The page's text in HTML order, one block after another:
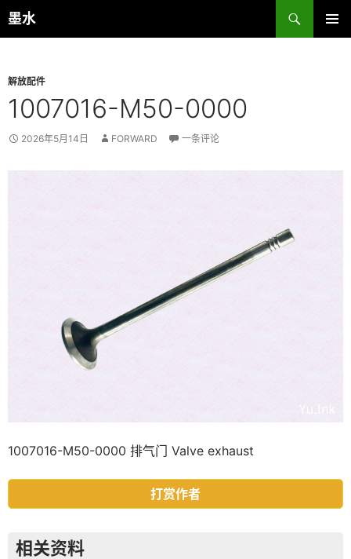
跳
至
墨水
搜
索
解放配件
1007016-M50-0000
2026年5月14日 FORWARD 一条评论
1007016-M50-0000 排气门 Valve exhaust
打赏作者
相关资料